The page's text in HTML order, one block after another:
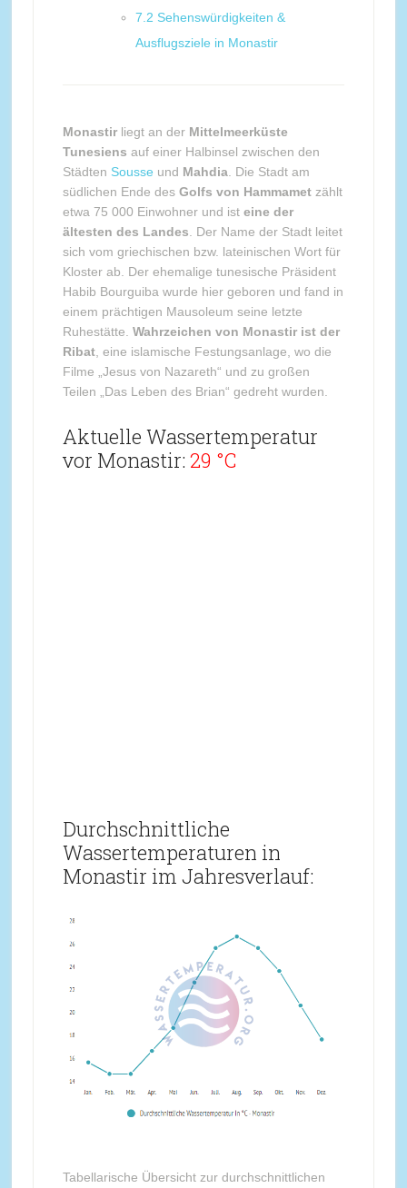
7.2 Sehenswürdigkeiten &
Ausflugsziele in Monastir
Monastirliegt an der Mittelmeerküste
Tunesiens auf einer Halbinsel zwischen den
Städten Sousse und Mahdia. Die Stadt am
südlichen Ende des Golfs von Hammametzählt
etwa 75 000 Einwohner und ist eine der
ältesten des Landes . Der Name der Stadt leitet
sich vom griechischen bzw. lateinischen Wort für
Kloster ab. Der ehemalige tunesische Präsident
Habib Bourguiba wurde hier geboren und fand in
einem prächtigen Mausoleum seine letzte
Ruhestätte. Wahrzeichen von Monastir ist der
Ribat, eine islamische Festungsanlage, wo die
Filme „Jesus von Nazareth“ und zu großen
Teilen „Das Leben des Brian“ gedreht wurden.
Aktuelle Wassertemperatur
vor Monastir: 29 °C
Durchschnittliche
Wassertemperaturen in
Monastir im Jahresverlauf:
Tabellarische Übersicht zur durchschnittlichen